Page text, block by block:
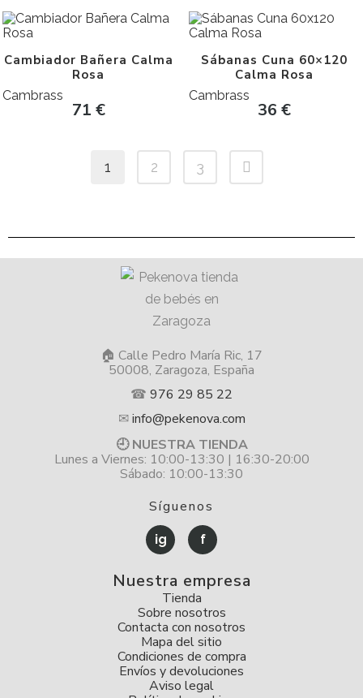
Cambiador Bañera Calma
Rosa
Cambrass
71 €
Sábanas Cuna 60×120
Calma Rosa
Cambrass
36€
1 2 3
🏠 Calle Pedro María Ric, 17
50008, Zaragoza, España
☎ 976 29 85 22
✉info@pekenova.com
🕘 NUESTRA TIENDA
Lunes a Viernes: 10:00-13:30 | 16:30-20:00
Sábado: 10:00-13:30
Síguenos
ig f
Nuestra empresa
Tienda
Sobre nosotros
Contacta con nosotros
Mapa del sitio
Condiciones de compra
Envíos y devoluciones
Aviso legal